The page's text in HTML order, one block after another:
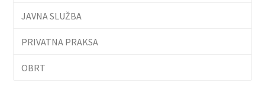
JAVNA SLUŽBA
PRIVATNA PRAKSA
OBRT